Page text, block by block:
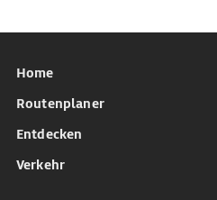
Home
Routenplaner
Entdecken
Verkehr